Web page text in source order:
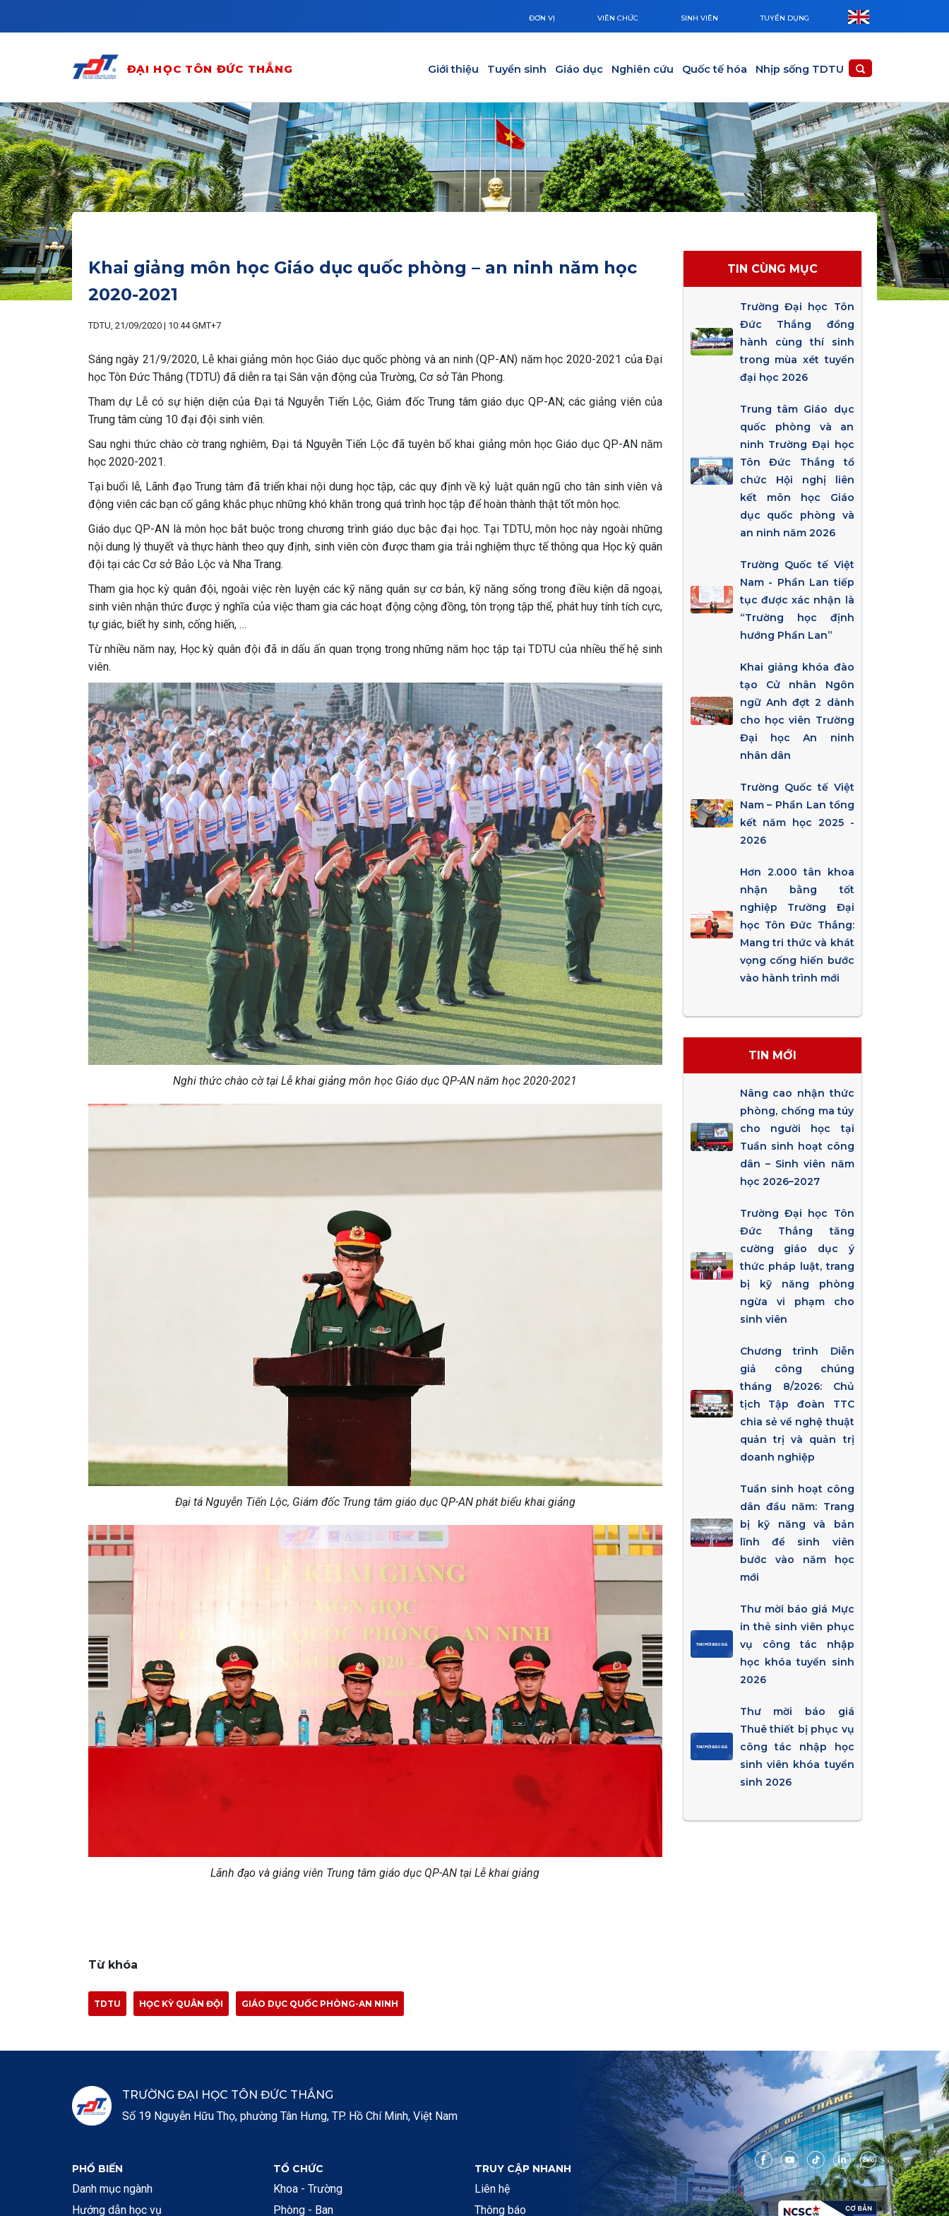
ĐƠN VỊ VIÊN CHỨC SINH VIÊN TUYỂN DỤNG
ĐẠI HỌC TÔN ĐỨC THẮNG Giới thiệu Tuyển sinh Giáo dục Nghiên cứu Quốc tế hóa Nhịp sống TDTU
Khai giảng môn học Giáo dục quốc phòng – an ninh năm học
2020-2021
TDTU, 21/09/2020 | 10:44 GMT+7
Sáng ngày 21/9/2020, Lễ khai giảng môn học Giáo dục quốc phòng và an ninh (QP-AN) năm học 2020-2021 của Đại
học Tôn Đức Thắng (TDTU) đã diễn ra tại Sân vận động của Trường, Cơ sở Tân Phong.
Tham dự Lễ có sự hiện diện của Đại tá Nguyễn Tiến Lộc, Giám đốc Trung tâm giáo dục QP-AN; các giảng viên của
Trung tâm cùng 10 đại đội sinh viên.
Sau nghi thức chào cờ trang nghiêm, Đại tá Nguyễn Tiến Lộc đã tuyên bố khai giảng môn học Giáo dục QP-AN năm
học 2020-2021.
Tại buổi lễ, Lãnh đạo Trung tâm đã triển khai nội dung học tập, các quy định về kỷ luật quân ngũ cho tân sinh viên và
động viên các bạn cố gắng khắc phục những khó khăn trong quá trình học tập để hoàn thành thật tốt môn học.
Giáo dục QP-AN là môn học bắt buộc trong chương trình giáo dục bậc đại học. Tại TDTU, môn học này ngoài những
nội dung lý thuyết và thực hành theo quy định, sinh viên còn được tham gia trải nghiệm thực tế thông qua Học kỳ quân
đội tại các Cơ sở Bảo Lộc và Nha Trang.
Tham gia học kỳ quân đội, ngoài việc rèn luyện các kỹ năng quân sự cơ bản, kỹ năng sống trong điều kiện dã ngoại,
sinh viên nhận thức được ý nghĩa của việc tham gia các hoạt động cộng đồng, tôn trọng tập thể, phát huy tính tích cực,
tự giác, biết hy sinh, cống hiến, …
Từ nhiều năm nay, Học kỳ quân đội đã in dấu ấn quan trọng trong những năm học tập tại TDTU của nhiều thế hệ sinh
viên.
Nghi thức chào cờ tại Lễ khai giảng môn học Giáo dục QP-AN năm học 2020-2021
Đại tá Nguyễn Tiến Lộc, Giám đốc Trung tâm giáo dục QP-AN phát biểu khai giảng
Lãnh đạo và giảng viên Trung tâm giáo dục QP-AN tại Lễ khai giảng
Từ khóa
TDTU HỌC KỲ QUÂN ĐỘI GIÁO DỤC QUỐC PHÒNG-AN NINH
TIN CÙNG MỤC
Trường Đại học Tôn
Đức Thắng đồng
hành cùng thí sinh
trong mùa xét tuyển
đại học 2026
Trung tâm Giáo dục
quốc phòng và an
ninh Trường Đại học
Tôn Đức Thắng tổ
chức Hội nghị liên
kết môn học Giáo
dục quốc phòng và
an ninh năm 2026
Trường Quốc tế Việt
Nam - Phần Lan tiếp
tục được xác nhận là
“Trường học định
hướng Phần Lan”
Khai giảng khóa đào
tạo Cử nhân Ngôn
ngữ Anh đợt 2 dành
cho học viên Trường
Đại học An ninh
nhân dân
Trường Quốc tế Việt
Nam – Phần Lan tổng
kết năm học 2025 -
2026
Hơn 2.000 tân khoa
nhận bằng tốt
nghiệp Trường Đại
học Tôn Đức Thắng:
Mang tri thức và khát
vọng cống hiến bước
vào hành trình mới
TIN MỚI
Nâng cao nhận thức
phòng, chống ma túy
cho người học tại
Tuần sinh hoạt công
dân – Sinh viên năm
học 2026–2027
Trường Đại học Tôn
Đức Thắng tăng
cường giáo dục ý
thức pháp luật, trang
bị kỹ năng phòng
ngừa vi phạm cho
sinh viên
Chương trình Diễn
giả công chúng
tháng 8/2026: Chủ
tịch Tập đoàn TTC
chia sẻ về nghệ thuật
quản trị và quản trị
doanh nghiệp
Tuần sinh hoạt công
dân đầu năm: Trang
bị kỹ năng và bản
lĩnh để sinh viên
bước vào năm học
mới
Thư mời báo giá Mực
in thẻ sinh viên phục
vụ công tác nhập
học khóa tuyển sinh
2026
Thư mời báo giá
Thuê thiết bị phục vụ
công tác nhập học
sinh viên khóa tuyển
sinh 2026
TRƯỜNG ĐẠI HỌC TÔN ĐỨC THẮNG
Số 19 Nguyễn Hữu Thọ, phường Tân Hưng, TP. Hồ Chí Minh, Việt Nam
PHỔ BIẾN
Danh mục ngành
Hướng dẫn học vụ
TỔ CHỨC
Khoa - Trường
Phòng - Ban
TRUY CẬP NHANH
Liên hệ
Thông báo